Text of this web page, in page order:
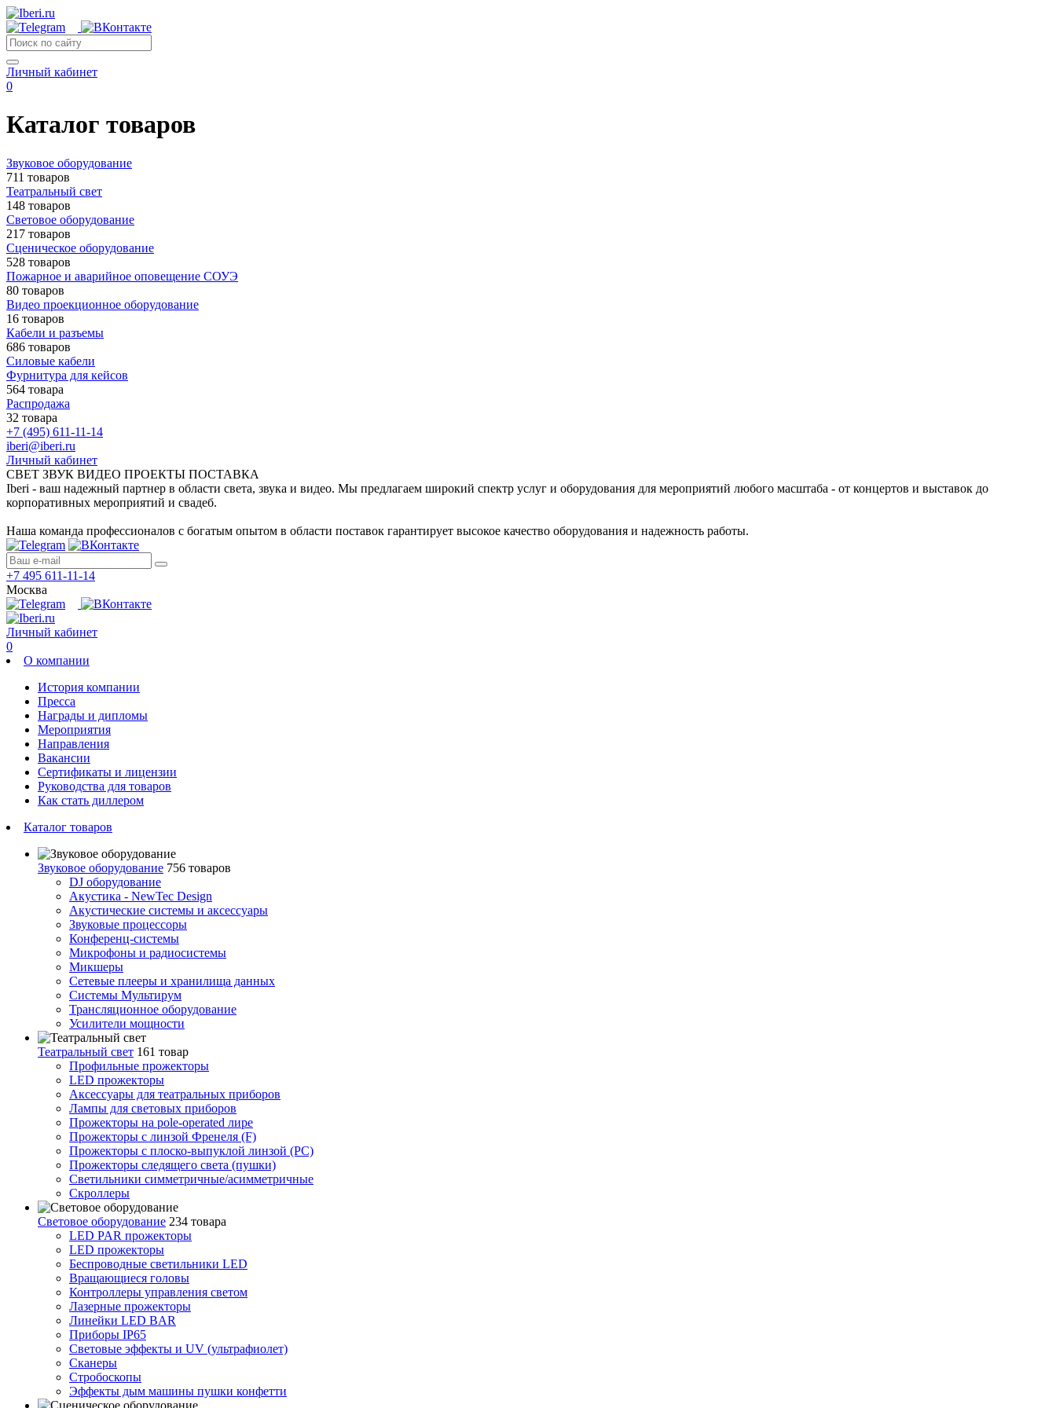
Личный кабинет
0
Каталог товаров
Звуковое оборудование
711 товаров
Театральный свет
148 товаров
Световое оборудование
217 товаров
Сценическое оборудование
528 товаров
Пожарное и аварийное оповещение СОУЭ
80 товаров
Видео проекционное оборудование
16 товаров
Кабели и разъемы
686 товаров
Силовые кабели
Фурнитура для кейсов
564 товара
Распродажа
32 товара
+7 (495) 611-11-14
iberi@iberi.ru
Личный кабинет
СВЕТ ЗВУК ВИДЕО ПРОЕКТЫ ПОСТАВКА
Iberi - ваш надежный партнер в области света, звука и видео. Мы предлагаем широкий спектр услуг и оборудования для мероприятий любого масштаба - от концертов и выставок до
корпоративных мероприятий и свадеб.
Наша команда профессионалов с богатым опытом в области поставок гарантирует высокое качество оборудования и надежность работы.
+7 495 611-11-14
Москва
Личный кабинет
0
О компании
История компании
Пресса
Награды и дипломы
Мероприятия
Направления
Вакансии
Сертификаты и лицензии
Руководства для товаров
Как стать диллером
Каталог товаров
Звуковое оборудование 756 товаров
DJ оборудование
Акустика - NewTec Design
Акустические системы и аксессуары
Звуковые процессоры
Конференц-системы
Микрофоны и радиосистемы
Микшеры
Сетевые плееры и хранилища данных
Системы Мультирум
Трансляционное оборудование
Усилители мощности
Театральный свет 161 товар
Профильные прожекторы
LED прожекторы
Аксессуары для театральных приборов
Лампы для световых приборов
Прожекторы на pole-operated лире
Прожекторы с линзой Френеля (F)
Прожекторы с плоско-выпуклой линзой (PC)
Прожекторы следящего света (пушки)
Светильники симметричные/асимметричные
Скроллеры
Световое оборудование 234 товара
LED PAR прожекторы
LED прожекторы
Беспроводные светильники LED
Вращающиеся головы
Контроллеры управления светом
Лазерные прожекторы
Линейки LED BAR
Приборы IP65
Световые эффекты и UV (ультрафиолет)
Сканеры
Стробоскопы
Эффекты дым машины пушки конфетти